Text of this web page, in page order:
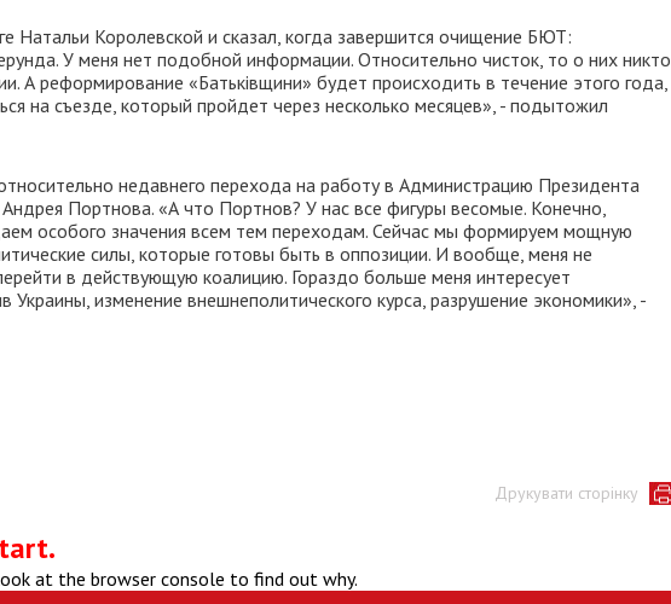
Натальи Королевской и сказал, когда завершится очищение БЮТ:
У меня нет подобной информации. Относительно чисток, то о них никто
А реформирование «Батьківщини» будет происходить в течение этого года,
на съезде, который пройдет через несколько месяцев», - подытожил
недавнего перехода на работу в Администрацию Президента
Портнова. «А что Портнов? У нас все фигуры весомые. Конечно,
особого значения всем тем переходам. Сейчас мы формируем мощную
силы, которые готовы быть в оппозиции. И вообще, меня не
в действующую коалицию. Гораздо больше меня интересует
Украины, изменение внешнеполитического курса, разрушение экономики», -
Друкувати сторінку
at the browser console to find out why.